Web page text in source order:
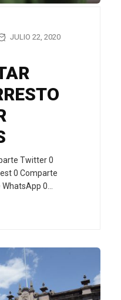
JULIO 22, 2020
Twitter 0
0 Comparte
0…